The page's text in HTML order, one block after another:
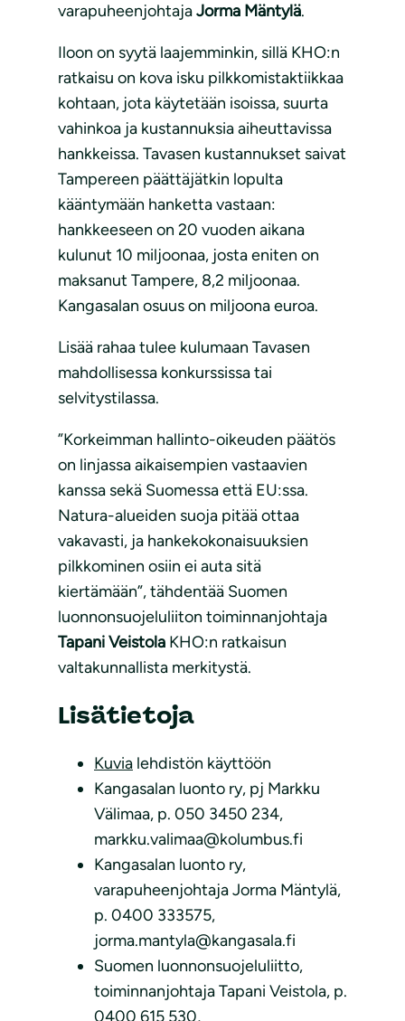
varapuheenjohtajaJorma Mäntylä.
Iloon on syytä laajemminkin, sillä KHO:n
ratkaisu on kova isku pilkkomistaktiikkaa
kohtaan, jota käytetään isoissa, suurta
vahinkoa ja kustannuksia aiheuttavissa
hankkeissa. Tavasen kustannukset saivat
Tampereen päättäjätkin lopulta
kääntymään hanketta vastaan:
hankkeeseen on 20 vuoden aikana
kulunut 10 miljoonaa, josta eniten on
maksanut Tampere, 8,2 miljoonaa.
Kangasalan osuus on miljoona euroa.
Lisää rahaa tulee kulumaan Tavasen
mahdollisessa konkurssissa tai
selvitystilassa.
”Korkeimman hallinto-oikeuden päätös
on linjassa aikaisempien vastaavien
kanssa sekä Suomessa että EU:ssa.
Natura-alueiden suoja pitää ottaa
vakavasti, ja hankekokonaisuuksien
pilkkominen osiin ei auta sitä
kiertämään”, tähdentää Suomen
luonnonsuojeluliiton toiminnanjohtaja
Tapani Veistola KHO:n ratkaisun
valtakunnallista merkitystä.
Lisätietoja
Kuvia lehdistön käyttöön
Kangasalan luonto ry, pj Markku
Välimaa, p. 050 3450 234,
markku.valimaa@kolumbus.fi
Kangasalan luonto ry,
varapuheenjohtaja Jorma Mäntylä,
p. 0400 333575,
jorma.mantyla@kangasala.fi
Suomen luonnonsuojeluliitto,
toiminnanjohtaja Tapani Veistola, p.
0400 615 530,